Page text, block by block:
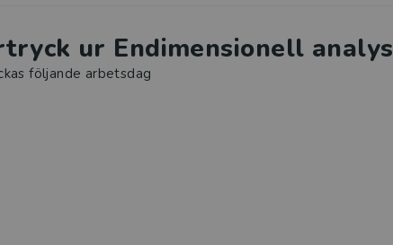
ur Endimensionell analys
följande arbetsdag